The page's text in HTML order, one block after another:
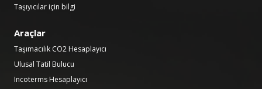
Taşıyıcılar için bilgi
Araçlar
Taşımacılık CO2 Hesaplayıcı
Ulusal Tatil Bulucu
Incoterms Hesaplayıcı